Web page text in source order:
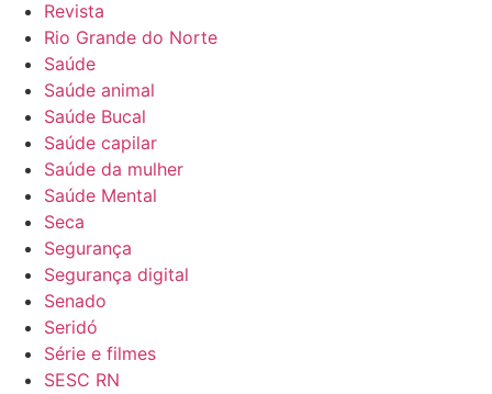
Revista
Rio Grande do Norte
Saúde
Saúde animal
Saúde Bucal
Saúde capilar
Saúde da mulher
Saúde Mental
Seca
Segurança
Segurança digital
Senado
Seridó
Série e filmes
SESC RN